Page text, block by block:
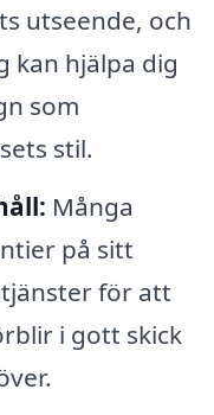
utseende, och
kan hjälpa dig
som
stil.
Många
på sitt
för att
i gott skick